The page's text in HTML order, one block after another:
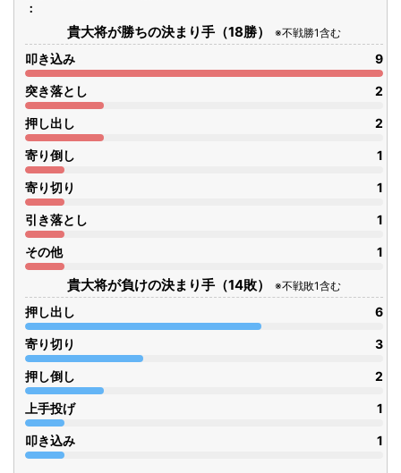
貴大将が勝ちの決まり手（18勝） ※不戦勝1含む
叩き込み 9
突き落とし 2
押し出し 2
寄り倒し 1
寄り切り 1
引き落とし 1
その他 1
貴大将が負けの決まり手（14敗） ※不戦敗1含む
押し出し 6
寄り切り 3
押し倒し 2
上手投げ 1
叩き込み 1